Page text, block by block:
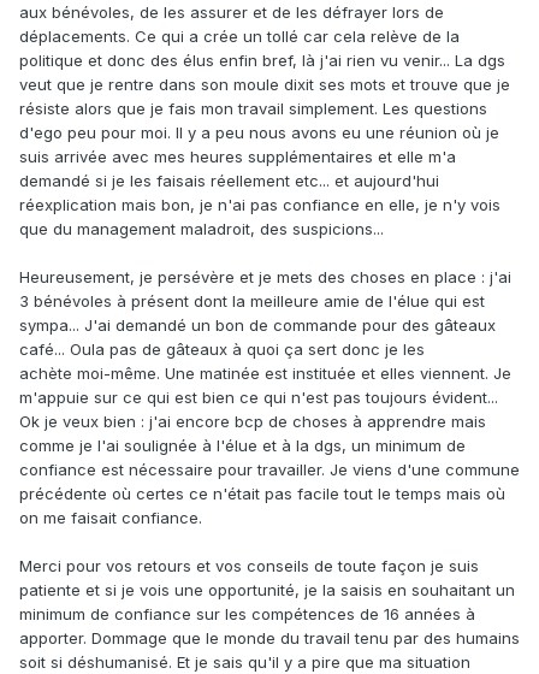
aux bénévoles, de les assurer et de les défrayer lors de
déplacements. Ce qui a crée un tollé car cela relève de la
politique et donc des élus enfin bref, là j'ai rien vu venir... La dgs
veut que je rentre dans son moule dixit ses mots et trouve que je
résiste alors que je fais mon travail simplement. Les questions
d'ego peu pour moi. Il y a peu nous avons eu une réunion où je
suis arrivée avec mes heures supplémentaires et elle m'a
demandé si je les faisais réellement etc... et aujourd'hui
réexplication mais bon, je n'ai pas confiance en elle, je n'y vois
que du management maladroit, des suspicions...
Heureusement, je persévère et je mets des choses en place : j'ai
3 bénévoles à présent dont la meilleure amie de l'élue qui est
sympa... J'ai demandé un bon de commande pour des gâteaux
café... Oula pas de gâteaux à quoi ça sert donc je les
achète moi-même. Une matinée est instituée et elles viennent. Je
m'appuie sur ce qui est bien ce qui n'est pas toujours évident...
Ok je veux bien : j'ai encore bcp de choses à apprendre mais
comme je l'ai soulignée à l'élue et à la dgs, un minimum de
confiance est nécessaire pour travailler. Je viens d'une commune
précédente où certes ce n'était pas facile tout le temps mais où
on me faisait confiance.
Merci pour vos retours et vos conseils de toute façon je suis
patiente et si je vois une opportunité, je la saisis en souhaitant un
minimum de confiance sur les compétences de 16 années à
apporter. Dommage que le monde du travail tenu par des humains
soit si déshumanisé. Et je sais qu'il y a pire que ma situation